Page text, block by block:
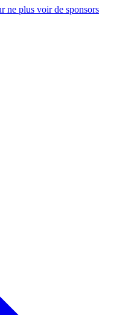
ne plus voir de sponsors